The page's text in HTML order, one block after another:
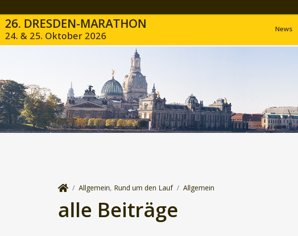
26. DRESDEN-MARATHON
24. & 25. Oktober 2026
News
Allgemein, Rund um den Lauf Allgemein
alle Beiträge